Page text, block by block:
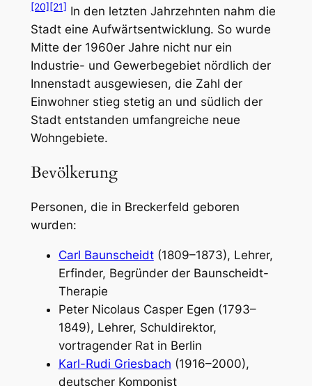
[20] [21] In den letzten Jahrzehnten nahm die
Stadt eine Aufwärtsentwicklung. So wurde
Mitte der 1960er Jahre nicht nur ein
Industrie- und Gewerbegebiet nördlich der
Innenstadt ausgewiesen, die Zahl der
Einwohner stieg stetig an und südlich der
Stadt entstanden umfangreiche neue
Wohngebiete.
Bevölkerung
Personen, die in Breckerfeld geboren
wurden:
Carl Baunscheidt(1809–1873), Lehrer,
Erfinder, Begründer der Baunscheidt-
Therapie
Peter Nicolaus Casper Egen (1793–
1849), Lehrer, Schuldirektor,
vortragender Rat in Berlin
Karl-Rudi Griesbach (1916–2000),
deutscher Komponist